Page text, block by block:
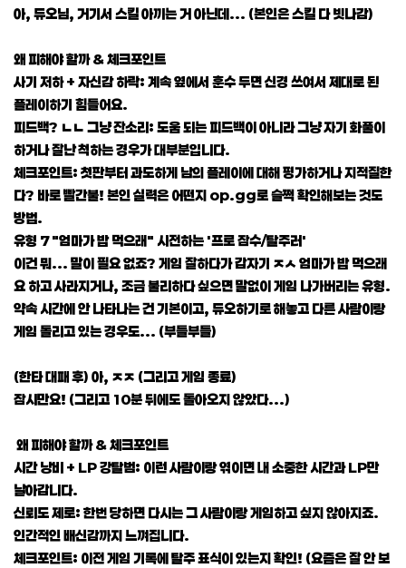
아, 듀오님, 거기서 스킬 아끼는 거 아닌데... (본인은 스킬 다 빗나감)
왜 피해야 할까 & 체크포인트
사기 저하 + 자신감 하락: 계속 옆에서 훈수 두면 신경 쓰여서 제대로 된
플레이하기 힘들어요.
피드백? ㄴㄴ 그냥 잔소리: 도움 되는 피드백이 아니라 그냥 자기 화풀이
하거나 잘난 척하는 경우가 대부분입니다.
체크포인트: 첫판부터 과도하게 남의 플레이에 대해 평가하거나 지적질한
다? 바로 빨간불! 본인 실력은 어떤지 op.gg로 슬쩍 확인해보는 것도
방법.
유형 7 "엄마가 밥 먹으래" 시전하는 '프로 잠수/탈주러'
이건 뭐... 말이 필요 없죠? 게임 잘하다가 갑자기 ㅈㅅ 엄마가 밥 먹으래
요 하고 사라지거나, 조금 불리하다 싶으면 말없이 게임 나가버리는 유형.
약속 시간에 안 나타나는 건 기본이고, 듀오하기로 해놓고 다른 사람이랑
게임 돌리고 있는 경우도... (부들부들)
(한타 대패 후) 아, ㅈㅈ (그리고 게임 종료)
잠시만요! (그리고 10분 뒤에도 돌아오지 않았다...)
왜 피해야 할까 & 체크포인트
시간 낭비 + LP 강탈범: 이런 사람이랑 엮이면 내 소중한 시간과 LP만
날아갑니다.
신뢰도 제로: 한번 당하면 다시는 그 사람이랑 게임하고 싶지 않아지죠.
인간적인 배신감까지 느껴집니다.
체크포인트: 이전 게임 기록에 탈주 표식이 있는지 확인! (요즘은 잘 안 보